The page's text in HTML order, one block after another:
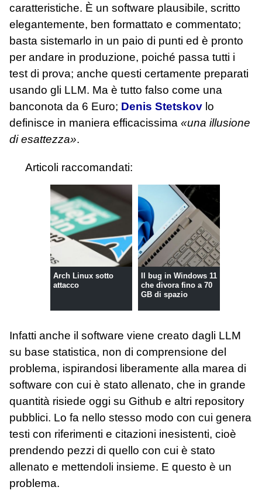
caratteristiche. È un software plausibile, scritto
elegantemente, ben formattato e commentato;
basta sistemarlo in un paio di punti ed è pronto
per andare in produzione, poiché passa tutti i
test di prova; anche questi certamente preparati
usando gli LLM. Ma è tutto falso come una
banconota da 6 Euro; Denis Stetskov lo
definisce in maniera efficacissima «una illusione
di esattezza».
Articoli raccomandati:
Arch Linux sotto
attacco
Il bug in Windows 11
che divora fino a 70
GB di spazio
Infatti anche il software viene creato dagli LLM
su base statistica, non di comprensione del
problema, ispirandosi liberamente alla marea di
software con cui è stato allenato, che in grande
quantità risiede oggi su Github e altri repository
pubblici. Lo fa nello stesso modo con cui genera
testi con riferimenti e citazioni inesistenti, cioè
prendendo pezzi di quello con cui è stato
allenato e mettendoli insieme. E questo è un
problema.